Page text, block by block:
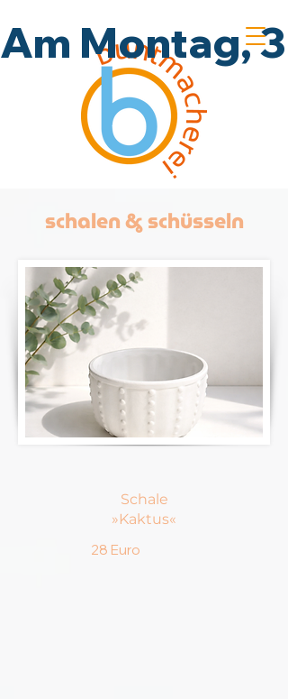
Am Montag,
schalen & schüsseln
Schale
»Kaktus«
28 Euro